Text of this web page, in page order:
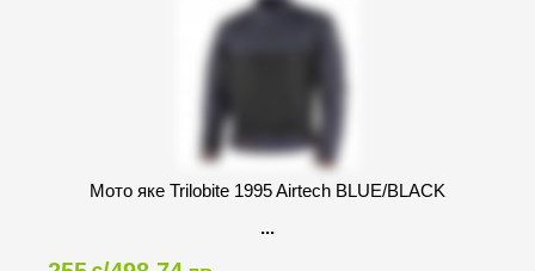
Мото яке Trilobite 1995 Airtech BLUE/BLACK